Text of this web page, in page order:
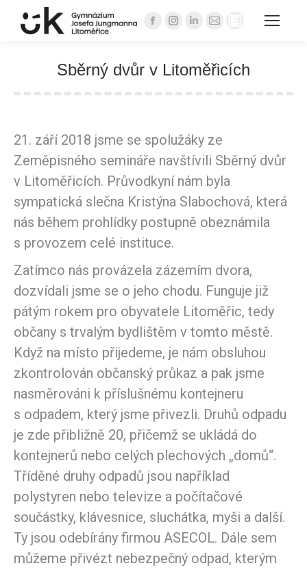
Facebook
opens
Instagram
opens
Linkedin
opens
Mail
opens
Website
opens
Sběrný dvůr v Litoměřicích
21. září 2018 jsme se spolužáky ze
Zeměpisného semináře navštívili Sběrný dvůr
v Litoměřicích. Průvodkyní nám byla
sympatická slečna Kristýna Slabochová, která
nás během prohlídky postupně obeznámila
s provozem celé instituce.
Zatímco nás provázela zázemím dvora,
dozvídali jsme se o jeho chodu. Funguje již
pátým rokem pro obyvatele Litoměřic, tedy
občany s trvalým bydlištěm v tomto městě.
Když na místo přijedeme, je nám obsluhou
zkontrolován občanský průkaz a pak jsme
nasměrováni k příslušnému kontejneru
s odpadem, který jsme přivezli. Druhů odpadu
je zde přibližně 20, přičemž se ukládá do
kontejnerů nebo celých plechových „domů“.
Tříděné druhy odpadů jsou například
polystyren nebo televize a počítačové
součástky, klávesnice, sluchátka, myši a další.
Ty jsou odebírány firmou ASECOL. Dále sem
můžeme přivézt nebezpečný odpad, kterým